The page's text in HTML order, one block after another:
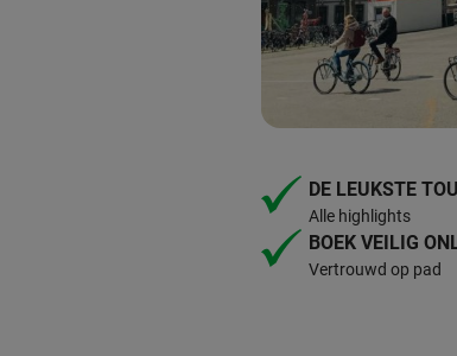
DE LEUKSTE
Alle highlights
BOEK VEILIG
Vertrouwd op pad